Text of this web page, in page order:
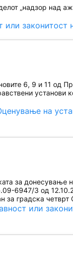
„надзор над
или законитост
6, 9 и 11 од
установи
на
за донесување
6947/3 од
за градска
или